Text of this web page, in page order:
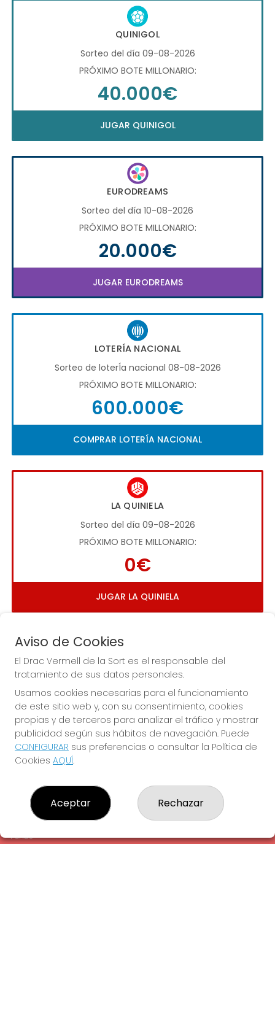
QUINIGOL
Sorteo del día 09-08-2026
PRÓXIMO BOTE MILLONARIO:
40.000€
JUGAR QUINIGOL
EURODREAMS
Sorteo del día 10-08-2026
PRÓXIMO BOTE MILLONARIO:
20.000€
JUGAR EURODREAMS
LOTERÍA NACIONAL
Sorteo de loterÍa nacional 08-08-2026
PRÓXIMO BOTE MILLONARIO:
600.000€
COMPRAR LOTERÍA NACIONAL
LA QUINIELA
Sorteo del día 09-08-2026
PRÓXIMO BOTE MILLONARIO:
0€
JUGAR LA QUINIELA
Imagen anterior
EL DRAC VERMELL DE LA SORT
¿Quiénes somos?
Comprar lotería
Contacto
Empresas
Peñas
Aviso de Cookies
El Drac Vermell de la Sort es el responsable del
tratamiento de sus datos personales.
Usamos cookies necesarias para el funcionamiento
de este sitio web y, con su consentimiento, cookies
propias y de terceros para analizar el tráfico y mostrar
publicidad según sus hábitos de navegación. Puede
CONFIGURAR sus preferencias o consultar la Política de
Cookies AQUÍ.
Aceptar Rechazar